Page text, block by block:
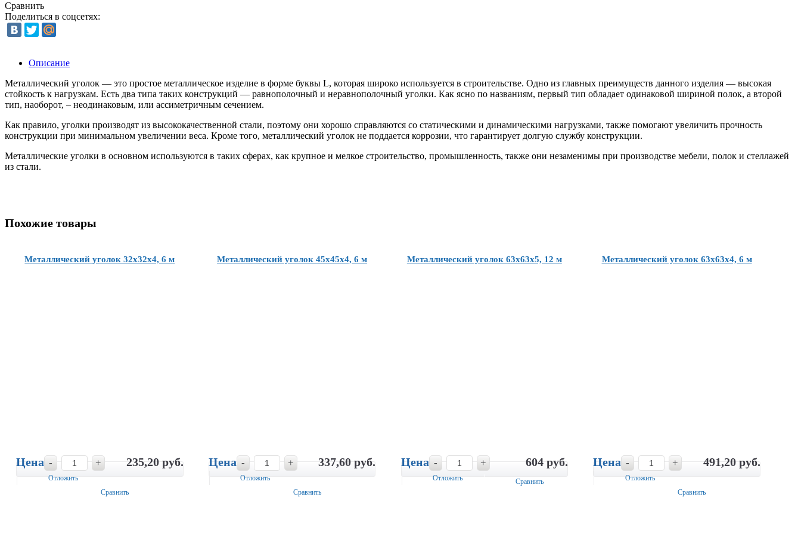
Сравнить
Поделиться в соцсетях:
Описание
Металлический уголок — это простое металлическое изделие в форме буквы L, которая широко используется в строительстве. Одно из главных преимуществ данного изделия — высокая
стойкость к нагрузкам. Есть два типа таких конструкций — равнополочный и неравнополочный уголки. Как ясно по названиям, первый тип обладает одинаковой шириной полок, а второй
тип, наоборот, – неодинаковым, или ассиметричным сечением.
Как правило, уголки производят из высококачественной стали, поэтому они хорошо справляются со статическими и динамическими нагрузками, также помогают увеличить прочность
конструкции при минимальном увеличении веса. Кроме того, металлический уголок не поддается коррозии, что гарантирует долгую службу конструкции.
Металлические уголки в основном используются в таких сферах, как крупное и мелкое строительство, промышленность, также они незаменимы при производстве мебели, полок и стеллажей
из стали.
Похожие товары
Металлический уголок 32x32x4, 6 м
Цена 235,20 руб.
- +
Отложить
Сравнить
Металлический уголок 45x45x4, 6 м
Цена 337,60 руб.
- +
Отложить
Сравнить
Металлический уголок 63x63x5, 12 м
Цена 604 руб.
- +
Отложить Сравнить
Металлический уголок 63x63x4, 6 м
Цена 491,20 руб.
- +
Отложить
Сравнить